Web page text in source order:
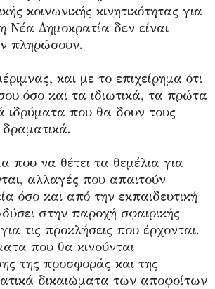
κοινωνικής κινητικότητας για
Δημοκρατία δεν είναι
πληρώσουν.
και με το επιχείρημα ότι
όσο και τα ιδιωτικά, τα πρώτα
ιδρύματα που θα δουν τους
δραματικά.
που να θέτει τα θεμέλια για
αλλαγές που απαιτούν
όσο και από την εκπαιδευτική
στην παροχή σφαιρικής
τις προκλήσεις που έρχονται.
που θα κινούνται
της προσφοράς και της
δικαιώματα των αποφοίτων